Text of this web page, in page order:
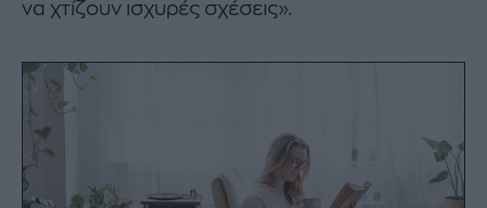
να χτίζουν ισχυρές σχέσεις».